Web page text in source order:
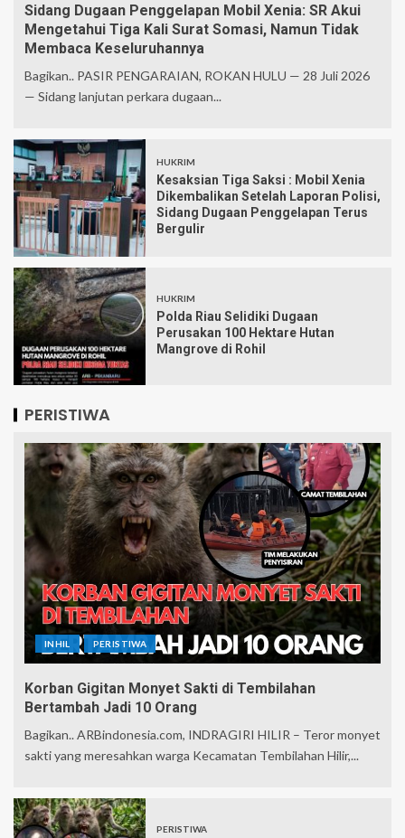
Sidang Dugaan Penggelapan Mobil Xenia: SR Akui
Mengetahui Tiga Kali Surat Somasi, Namun Tidak
Membaca Keseluruhannya
Bagikan.. PASIR PENGARAIAN, ROKAN HULU — 28 Juli 2026
— Sidang lanjutan perkara dugaan...
HUKRIM
Kesaksian Tiga Saksi : Mobil Xenia
Dikembalikan Setelah Laporan Polisi,
Sidang Dugaan Penggelapan Terus
Bergulir
HUKRIM
Polda Riau Selidiki Dugaan
Perusakan 100 Hektare Hutan
Mangrove di Rohil
PERISTIWA
INHIL PERISTIWA
Korban Gigitan Monyet Sakti di Tembilahan
Bertambah Jadi 10 Orang
Bagikan.. ARBindonesia.com, INDRAGIRI HILIR – Teror monyet
sakti yang meresahkan warga Kecamatan Tembilahan Hilir,...
PERISTIWA